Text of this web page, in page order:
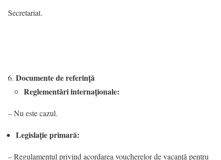
Secretariat.
Documente de referință
Reglementări internaționale:
– Nu este cazul.
Legislație primară:
– Regulamentul privind acordarea voucherelor de vacanță pentru